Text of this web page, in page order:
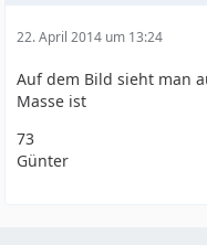
22. April 2014 um 13:24
Auf dem Bild sieht man
Masse ist
73
Günter